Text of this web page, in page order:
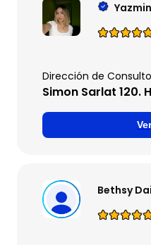
Dirección de
Simon Sarlat 120.
Bethsy